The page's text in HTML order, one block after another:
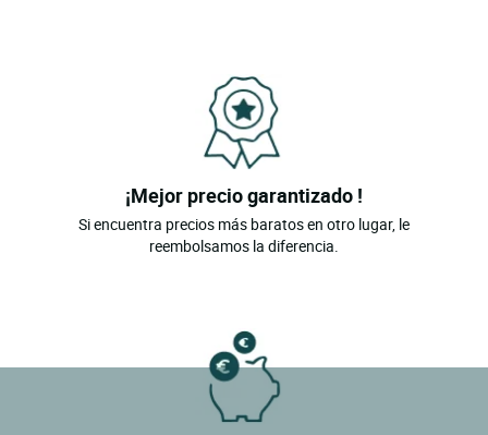
¡Mejor precio garantizado !
Si encuentra precios más baratos en otro lugar, le
reembolsamos la diferencia.